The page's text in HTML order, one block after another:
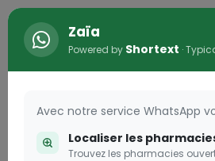
Connexion
Zaïa
Powered by Shortext ·
Avec notre service WhatsApp
Localiser les
Trouvez les pharmacies